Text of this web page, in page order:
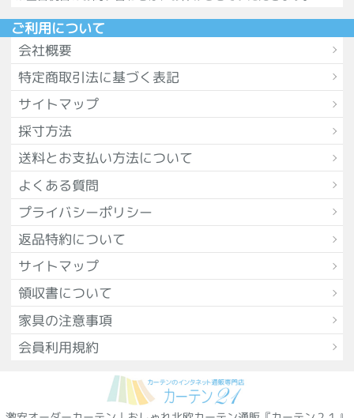
ご利用について
会社概要
特定商取引法に基づく表記
サイトマップ
採寸方法
送料とお支払い方法について
よくある質問
プライバシーポリシー
返品特約について
サイトマップ
領収書について
家具の注意事項
会員利用規約